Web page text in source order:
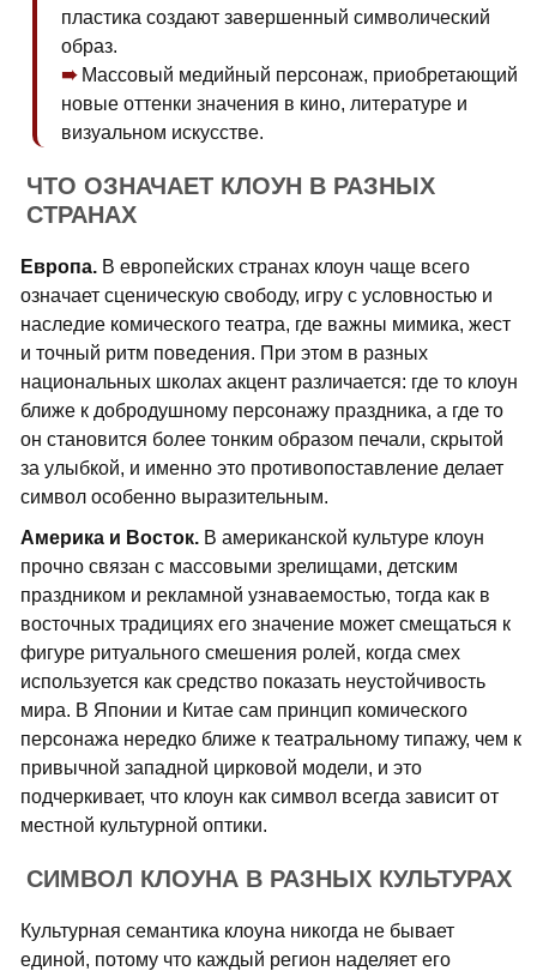
пластика создают завершенный символический
образ.
Массовый медийный персонаж, приобретающий
новые оттенки значения в кино, литературе и
визуальном искусстве.
ЧТО ОЗНАЧАЕТ КЛОУН В РАЗНЫХ
СТРАНАХ
Европа. В европейских странах клоун чаще всего
означает сценическую свободу, игру с условностью и
наследие комического театра, где важны мимика, жест
и точный ритм поведения. При этом в разных
национальных школах акцент различается: где то клоун
ближе к добродушному персонажу праздника, а где то
он становится более тонким образом печали, скрытой
за улыбкой, и именно это противопоставление делает
символ особенно выразительным.
Америка и Восток. В американской культуре клоун
прочно связан с массовыми зрелищами, детским
праздником и рекламной узнаваемостью, тогда как в
восточных традициях его значение может смещаться к
фигуре ритуального смешения ролей, когда смех
используется как средство показать неустойчивость
мира. В Японии и Китае сам принцип комического
персонажа нередко ближе к театральному типажу, чем к
привычной западной цирковой модели, и это
подчеркивает, что клоун как символ всегда зависит от
местной культурной оптики.
СИМВОЛ КЛОУНА В РАЗНЫХ КУЛЬТУРАХ
Культурная семантика клоуна никогда не бывает
единой, потому что каждый регион наделяет его